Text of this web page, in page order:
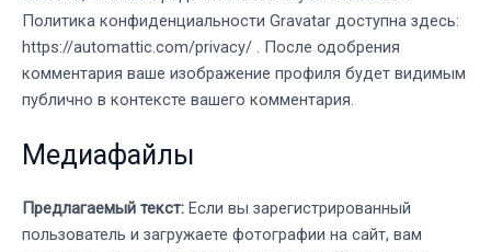
Политика конфиденциальности Gravatar доступна здесь:
https://automattic.com/privacy/ . После одобрения
комментария ваше изображение профиля будет видимым
публично в контексте вашего комментария.
Медиафайлы
Предлагаемый текст: Если вы зарегистрированный
пользователь и загружаете фотографии на сайт, вам